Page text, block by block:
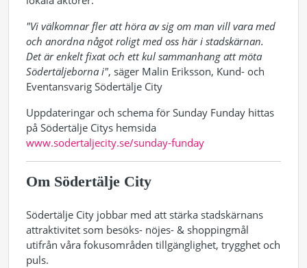
"Vi välkomnar fler att höra av sig om man vill vara med
och anordna något roligt med oss här i stadskärnan.
Det är enkelt fixat och ett kul sammanhang att möta
Södertäljeborna i", säger Malin Eriksson, Kund- och
Eventansvarig Södertälje City
Uppdateringar och schema för Sunday Funday hittas
på Södertälje Citys hemsida
www.sodertaljecity.se/sunday-funday
Om Södertälje City
Södertälje City jobbar med att stärka stadskärnans
attraktivitet som besöks- nöjes- & shoppingmål
utifrån våra fokusområden tillgänglighet, trygghet och
puls.